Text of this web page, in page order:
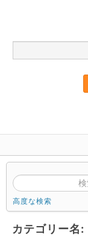
高度な検索
カテゴリー名